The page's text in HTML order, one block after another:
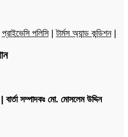
প্রাইভেসি পলিসি|টার্মস অ্যান্ড কন্ডিশন|
বার্তা সম্পাদকঃ মো. মোসলেম উদ্দিন